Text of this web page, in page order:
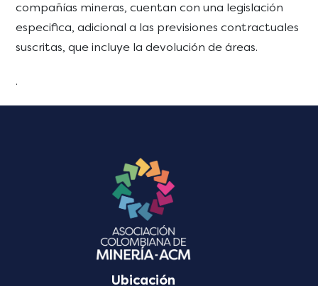
compañías mineras, cuentan con una legislación
especifica, adicional a las previsiones contractuales
suscritas, que incluye la devolución de áreas.
.
Ubicación